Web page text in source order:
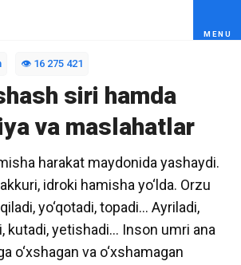
👁️ 16 275 421
siri hamda
va maslahatlar
harakat maydonida yashaydi.
idroki hamisha yo‘lda. Orzu
yo‘qotadi, topadi… Ayriladi,
kutadi, yetishadi… Inson umri ana
o‘xshagan va o‘xshamagan